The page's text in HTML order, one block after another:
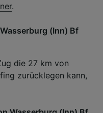
.
(Inn) Bf
die 27 km von
zurücklegen kann,